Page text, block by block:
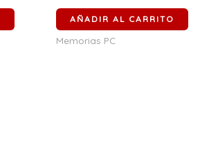
AÑADIR AL CARRITO
Memorias PC